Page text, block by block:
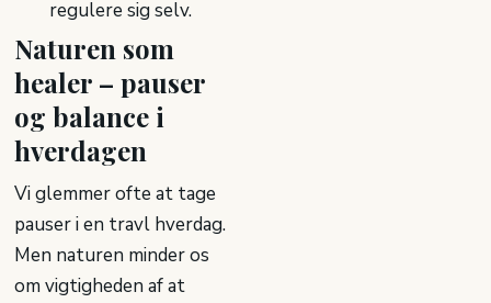
regulere sig selv.
Naturen som
healer – pauser
og balance i
hverdagen
Vi glemmer ofte at tage
pauser i en travl hverdag.
Men naturen minder os
om vigtigheden af at